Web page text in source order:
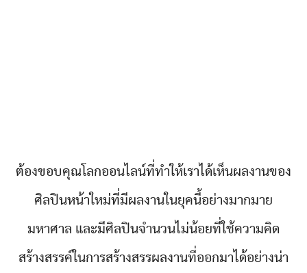
ต้องขอบคุณโลกออนไลน์ที่ทำให้เราได้เห็นผลงานของ
ศิลปินหน้าใหม่ที่มีผลงานในยุคนี้อย่างมากมาย
มหาศาล และมีศิลปินจำนวนไม่น้อยที่ใช้ความคิด
สร้างสรรค์ในการสร้างสรรผลงานที่ออกมาได้อย่างน่า